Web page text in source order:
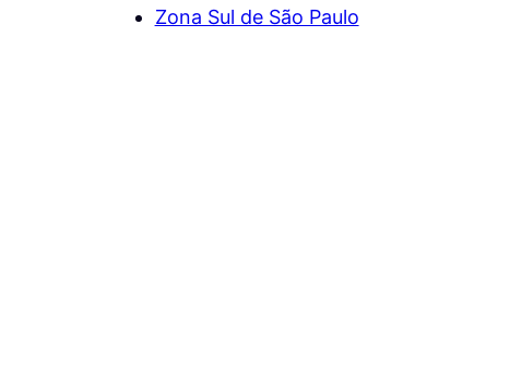
Zona Sul de São Paulo